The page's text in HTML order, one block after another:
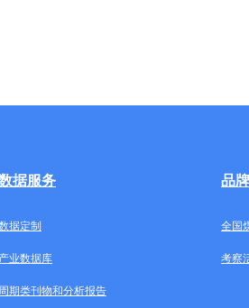
据服务 品
据定制 全国
产业数据库 考察
周期类刊物和分析报告